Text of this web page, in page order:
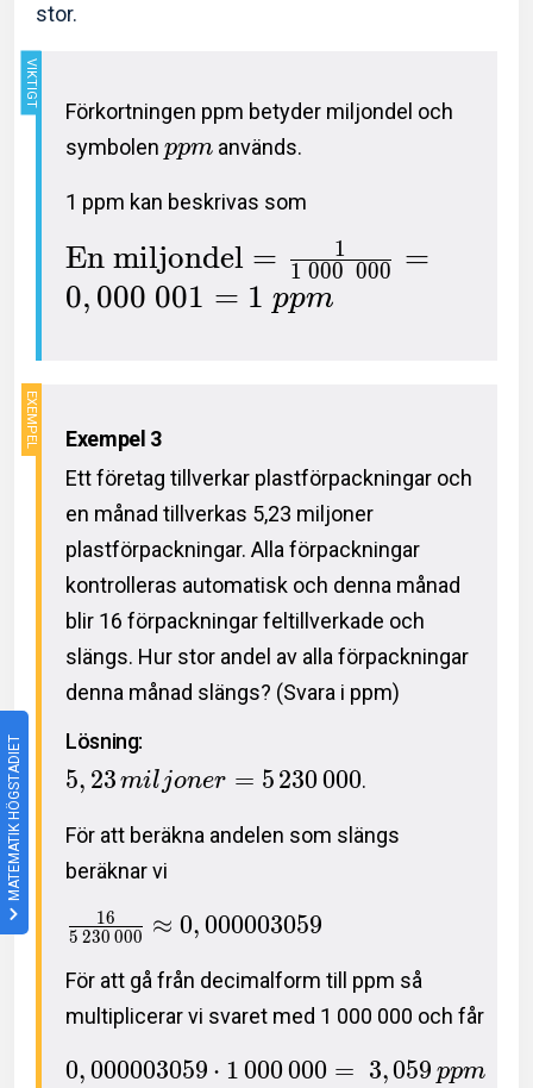
MATEMATIK HÖGSTADIET
stor.
Förkortningen ppm betyder miljondel och
symbolen ppm används.
1 ppm kan beskrivas som
En miljondel = 1 000 000
1
=
0, 000 001 = 1 ppm
Exempel 3
Ett företag tillverkar plastförpackningar och
en månad tillverkas 5,23 miljoner
plastförpackningar. Alla förpackningar
kontrolleras automatisk och denna månad
blir 16 förpackningar feltillverkade och
slängs. Hur stor andel av alla förpackningar
denna månad slängs? (Svara i ppm)
Lösning:
5, 23 miljoner = 5230000.
För att beräkna andelen som slängs
beräknar vi
5 230 000
16 ≈ 0,000003059
För att gå från decimalform till ppm så
multiplicerar vi svaret med 1 000 000 och får
0,000003059 ⋅ 1000000 = 3,059 ppm